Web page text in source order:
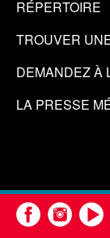
RÉPERTOIRE
TROUVER
DEMANDEZ À
LA PRESSE